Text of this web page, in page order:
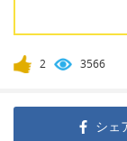
2 3566
シェ